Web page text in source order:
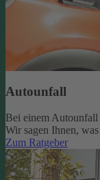
Autounfall
Bei einem Autounfall
Wir sagen Ihnen,
Zum Ratgeber